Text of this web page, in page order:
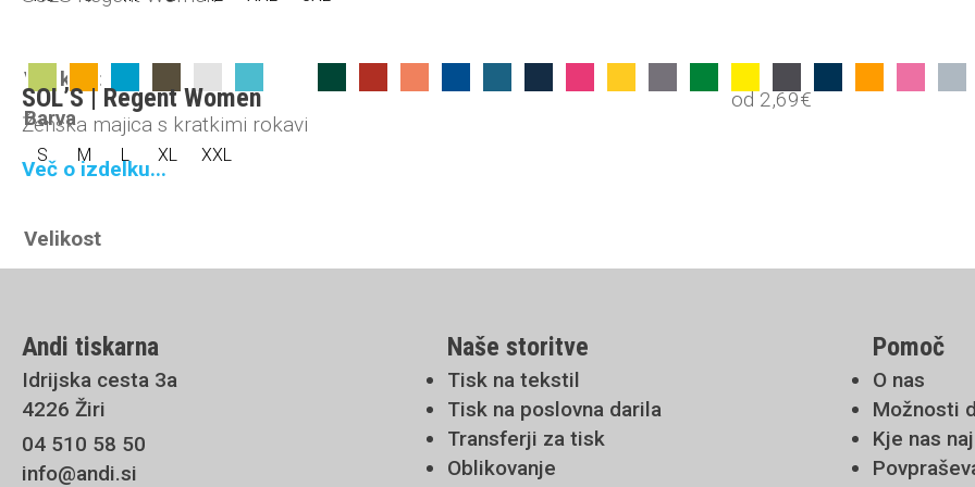
Velikost
Barva
Velikost
S M L XL XXL
SOL’S | Regent Women od2,69€
Ženska majica s kratkimi rokavi
Več o izdelku...
Andi tiskarna
Idrijska cesta 3a
4226 Žiri
04 510 58 50
info@andi.si
Naše storitve
Tisk na tekstil
Tisk na poslovna darila
Transferji za tisk
Oblikovanje
Pomoč
O nas
Možnosti
Kje nas